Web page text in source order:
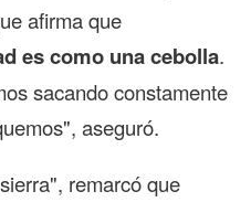
afirma que
es como una cebolla.
sacando constamente
aseguró.
remarcó que